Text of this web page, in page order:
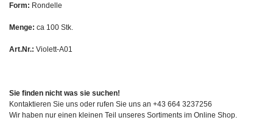
Form: Rondelle
Menge: ca 100 Stk.
Art.Nr.: Violett-A01
Sie finden nicht was sie suchen!
Kontaktieren Sie uns oder rufen Sie uns an +43 664 3237256
Wir haben nur einen kleinen Teil unseres Sortiments im Online Shop.